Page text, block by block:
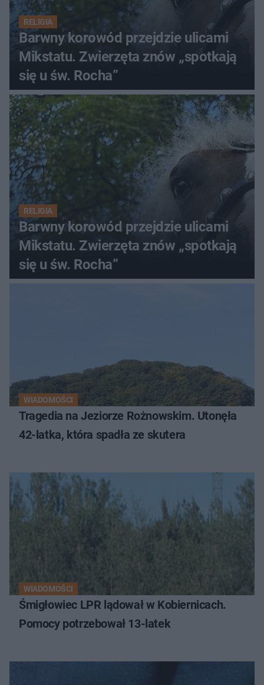
RELIGIA
Barwny korowód przejdzie ulicami
Mikstatu. Zwierzęta znów „spotkają
się u św. Rocha”
RELIGIA
Barwny korowód przejdzie ulicami
Mikstatu. Zwierzęta znów „spotkają
się u św. Rocha”
WIADOMOŚCI
Tragedia na Jeziorze Rożnowskim. Utonęła
42-latka, która spadła ze skutera
WIADOMOŚCI
Śmigłowiec LPR lądował w Kobiernicach.
Pomocy potrzebował 13-latek